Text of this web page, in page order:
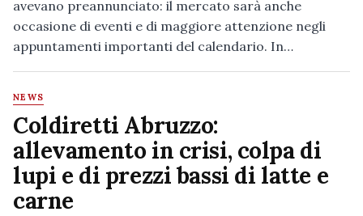
avevano preannunciato: il mercato sarà anche
occasione di eventi e di maggiore attenzione negli
appuntamenti importanti del calendario. In…
NEWS
Coldiretti Abruzzo:
allevamento in crisi, colpa di
lupi e di prezzi bassi di latte e
carne